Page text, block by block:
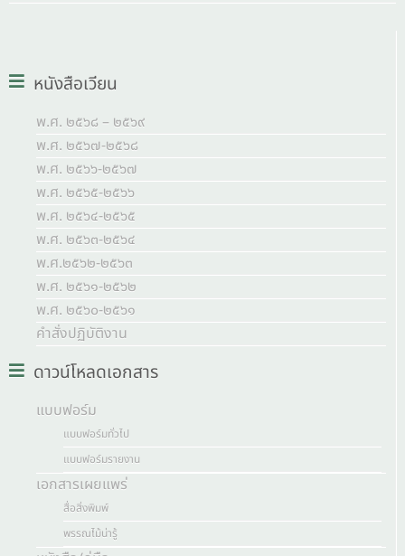
หนังสือเวียน
พ.ศ. ๒๕๖๘ – ๒๕๖๙
พ.ศ. ๒๕๖๗-๒๕๖๘
พ.ศ. ๒๕๖๖-๒๕๖๗
พ.ศ. ๒๕๖๕-๒๕๖๖
พ.ศ. ๒๕๖๔-๒๕๖๕
พ.ศ. ๒๕๖๓-๒๕๖๔
พ.ศ.๒๕๖๒-๒๕๖๓
พ.ศ. ๒๕๖๑-๒๕๖๒
พ.ศ. ๒๕๖๐-๒๕๖๑
คำสั่งปฏิบัติงาน
ดาวน์โหลดเอกสาร
แบบฟอร์ม
แบบฟอร์มทั่วไป
แบบฟอร์มรายงาน
เอกสารเผยแพร่
สื่อสิ่งพิมพ์
พรรณไม้น่ารู้